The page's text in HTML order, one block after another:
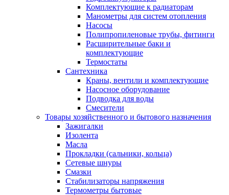
Комплектующие к радиаторам
Манометры для систем отопления
Насосы
Полипропиленовые трубы, фитинги
Расширительные баки и
комплектующие
Термостаты
Сантехника
Краны, вентили и комплектующие
Насосное оборудование
Подводка для воды
Смесители
Товары хозяйственного и бытового назначения
Зажигалки
Изолента
Масла
Прокладки (сальники, кольца)
Сетевые шнуры
Смазки
Стабилизаторы напряжения
Термометры бытовые